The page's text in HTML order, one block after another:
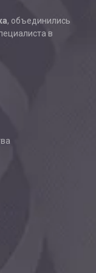
, объединились
в